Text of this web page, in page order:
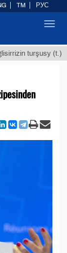
turşusy (t.)
TM РУС